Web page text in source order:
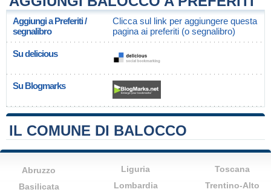
Aggiungi a Preferiti /
segnalibro
Clicca sul link per aggiungere questa
pagina ai preferiti (o segnalibro)
Su delicious
Su Blogmarks
IL COMUNE DI BALOCCO
Abruzzo
Basilicata
Liguria
Lombardia
Toscana
Trentino-Alto